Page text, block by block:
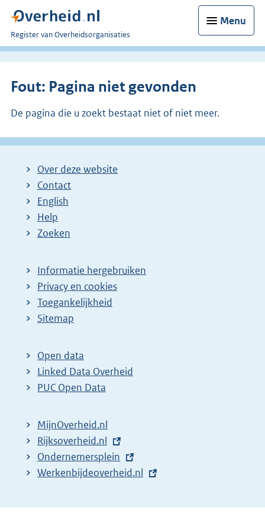
Menu
U
bent
Register van Overheidsorganisaties
Fout: Pagina niet gevonden
De pagina die u zoekt bestaat niet of niet meer.
Over deze website
Contact
English
Help
Zoeken
Informatie hergebruiken
Privacy en cookies
Toegankelijkheid
Sitemap
Open data
Linked Data Overheid
PUC Open Data
MijnOverheid.nl
E
x
t
r
Rijksoverheid.nl
E
x
e
Ondernemersplein
E
t
Werkenbijdeoverheid.nl